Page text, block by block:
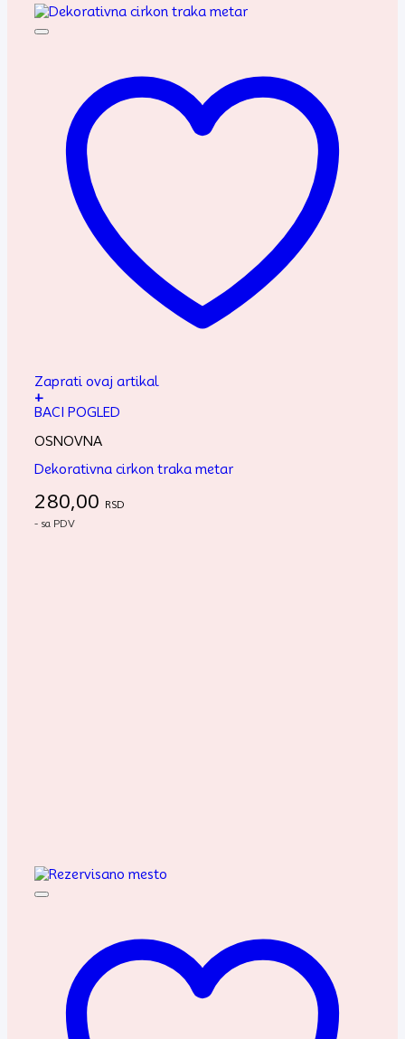
Zaprati ovaj artikal
+
BACI POGLED
OSNOVNA
Dekorativna cirkon traka metar
280,00 RSD
- sa PDV